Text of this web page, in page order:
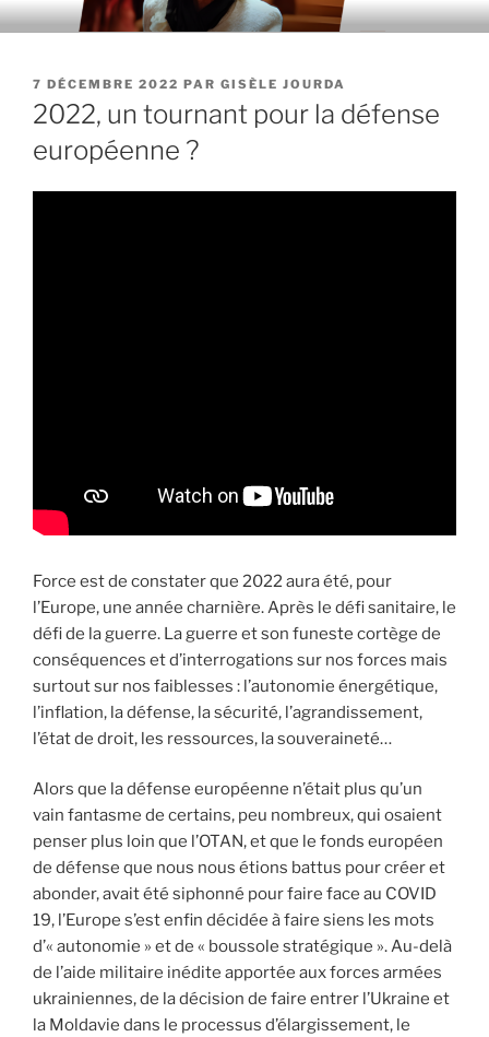
Aller
au
principal
PUBLIÉ
LE
7 DÉCEMBRE 2022 PAR GISÈLE JOURDA
2022, un tournant pour la défense
européenne ?
Force est de constater que 2022 aura été, pour
l’Europe, une année charnière. Après le défi sanitaire, le
défi de la guerre. La guerre et son funeste cortège de
conséquences et d’interrogations sur nos forces mais
surtout sur nos faiblesses : l’autonomie énergétique,
l’inflation, la défense, la sécurité, l’agrandissement,
l’état de droit, les ressources, la souveraineté…
Alors que la défense européenne n’était plus qu’un
vain fantasme de certains, peu nombreux, qui osaient
penser plus loin que l’OTAN, et que le fonds européen
de défense que nous nous étions battus pour créer et
abonder, avait été siphonné pour faire face au COVID
19, l’Europe s’est enfin décidée à faire siens les mots
d’« autonomie » et de « boussole stratégique ». Au-delà
de l’aide militaire inédite apportée aux forces armées
ukrainiennes, de la décision de faire entrer l’Ukraine et
la Moldavie dans le processus d’élargissement, le